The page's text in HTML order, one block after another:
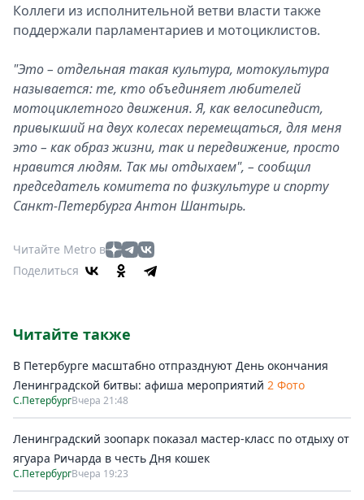
Коллеги из исполнительной ветви власти также
поддержали парламентариев и мотоциклистов.
"Это – отдельная такая культура, мотокультура
называется: те, кто объединяет любителей
мотоциклетного движения. Я, как велосипедист,
привыкший на двух колесах перемещаться, для меня
это – как образ жизни, так и передвижение, просто
нравится людям. Так мы отдыхаем", – сообщил
председатель комитета по физкультуре и спорту
Санкт-Петербурга Антон Шантырь.
Читайте Metro в
Поделиться
Читайте также
В Петербурге масштабно отпразднуют День окончания
Ленинградской битвы: афиша мероприятий 2 Фото
С.ПетербургВчера 21:48
Ленинградский зоопарк показал мастер-класс по отдыху от
ягуара Ричарда в честь Дня кошек
С.ПетербургВчера 19:23